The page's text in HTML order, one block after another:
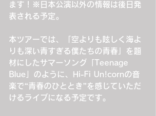
ます！※日本公演以外の情報は後日発
表される予定。
本ツアーでは、「空よりも眩しく海よ
りも深い青すぎる僕たちの青春」を題
材にしたサマーソング「Teenage
Blue」のように、Hi-Fi Un!cornの音
楽で“青春のひととき”を感じていただ
けるライブになる予定です。